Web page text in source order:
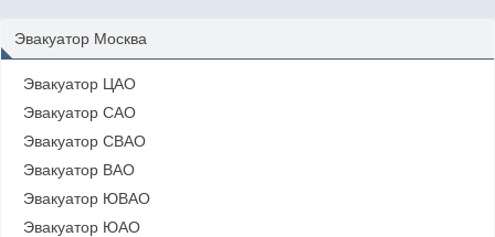
Эвакуатор Москва
Эвакуатор ЦАО
Эвакуатор САО
Эвакуатор СВАО
Эвакуатор ВАО
Эвакуатор ЮВАО
Эвакуатор ЮАО